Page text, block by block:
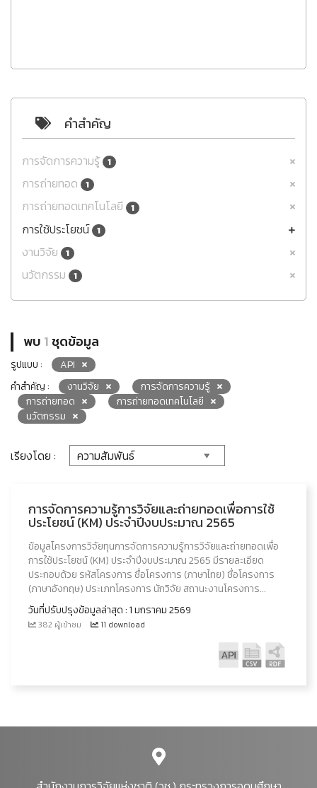
คำสำคัญ
การจัดการความรู้ 1
การถ่ายทอด 1
การถ่ายทอดเทคโนโลยี 1
การใช้ประโยชน์ 1
งานวิจัย 1
นวัตกรรม 1
พบ 1ชุดข้อมูล
รูปแบบ :
API
คำสำคัญ :
งานวิจัย
การจัดการความรู้
การถ่ายทอด
การถ่ายทอดเทคโนโลยี
นวัตกรรม
เรียงโดย :
การจัดการความรู้การวิจัยและถ่ายทอดเพื่อการใช้
ประโยชน์ (KM) ประจำปีงบประมาณ 2565
ข้อมูลโครงการวิจัยทุนการจัดการความรู้การวิจัยและถ่ายทอดเพื่อ
การใช้ประโยชน์ (KM) ประจำปีงบประมาณ 2565 มีรายละเอียด
ประกอบด้วย รหัสโครงการ ชื่อโครงการ (ภาษาไทย) ชื่อโครงการ
(ภาษาอังกฤษ) ประเภทโครงการ นักวิจัย สถานะงานโครงการ...
วันที่ปรับปรุงข้อมูลล่าสุด : 1 มกราคม 2569
382 ผู้เข้าชม 11 download